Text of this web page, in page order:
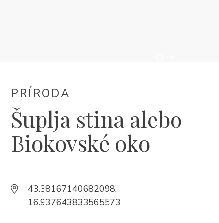
SK
Trg Alojzija Stepinca 10, 21322 Brela
PRÍRODA
Šuplja stina alebo
Biokovské oko
43.38167140682098,
16.937643833565573